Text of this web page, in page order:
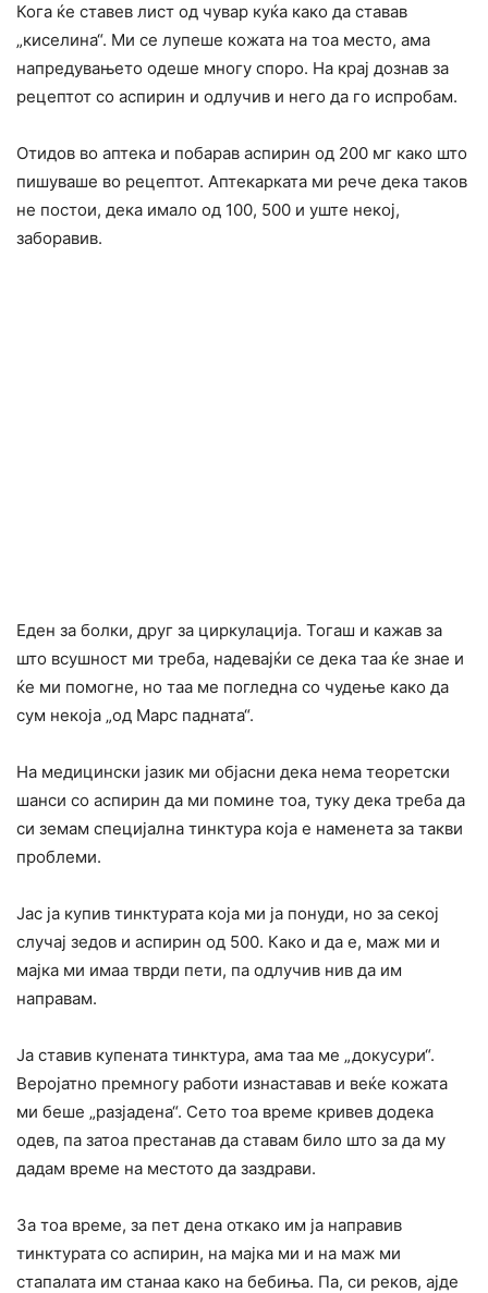
Кога ќе ставев лист од чувар куќа како да ставав
„киcелина“. Ми се лупеше кожата на тоа место, ама
напредувањето одеше многу споро. На крај дознав за
рецептот со аспирин и одлучив и него да го испробам.
Отидов во аптека и побарав аспирин од 200 мг како што
пишуваше во рецептот. Аптекарката ми рече дека таков
не постои, дека имало од 100, 500 и уште некој,
заборавив.
Еден за бoлки, друг за циркулација. Тогаш и кажав за
што всушност ми треба, надевајќи се дека таа ќе знае и
ќе ми помогне, но таа ме погледна со чудење како да
сум некоја „од Марс падната“.
На медицински јазик ми објасни дека нема теоретски
шанси со аспирин да ми помине тоа, туку дека треба да
си земам специјална тинктура која е наменета за такви
проблеми.
Јас ја купив тинктурата која ми ја понуди, но за секој
случај зедов и аспирин од 500. Како и да е, маж ми и
мајка ми имаа тврди пети, па одлучив нив да им
направам.
Ја ставив купената тинктура, ама таа ме „докyсури“.
Веројатно премногу работи изнаставав и веќе кожата
ми беше „разјaдена“. Сето тоа време кривев додека
одев, па затоа престанав да ставам било што за да му
дадам време на местото да заздрави.
За тоа време, за пет дена откако им ја направив
тинктурата со аспирин, на мајка ми и на маж ми
стапалата им станаа како на бебиња. Па, си реков, ајде